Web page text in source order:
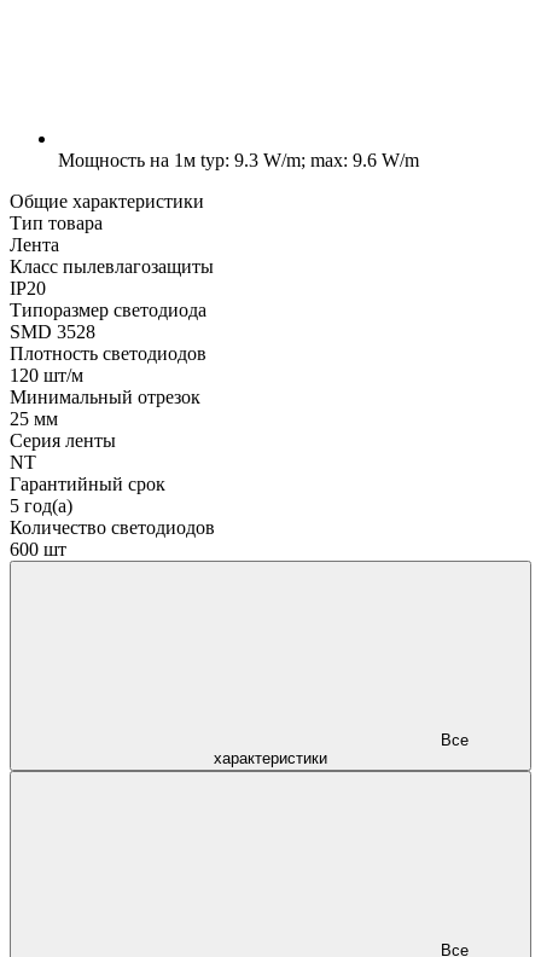
Мощность на 1м typ: 9.3 W/m; max: 9.6 W/m
Общие характеристики
Тип товара
Лента
Класс пылевлагозащиты
IP20
Типоразмер светодиода
SMD 3528
Плотность светодиодов
120 шт/м
Минимальный отрезок
25 мм
Серия ленты
NT
Гарантийный срок
5 год(а)
Количество светодиодов
600 шт
характеристики